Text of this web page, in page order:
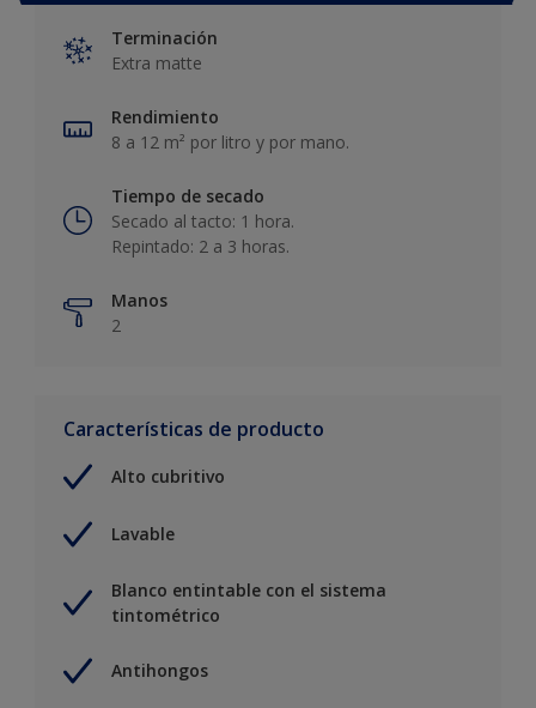
Terminación
Extra matte
Rendimiento
8 a 12 m² por litro y por mano.
Tiempo de secado
Secado al tacto: 1 hora.
Repintado: 2 a 3 horas.
Manos
2
Características de producto
Alto cubritivo
Lavable
Blanco entintable con el sistema
tintométrico
Antihongos